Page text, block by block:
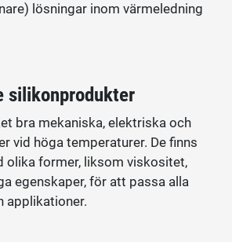
lösningar inom värmeledning
silikonprodukter
bra mekaniska, elektriska och
vid höga temperaturer. De finns
olika former, liksom viskositet,
egenskaper, för att passa alla
applikationer.